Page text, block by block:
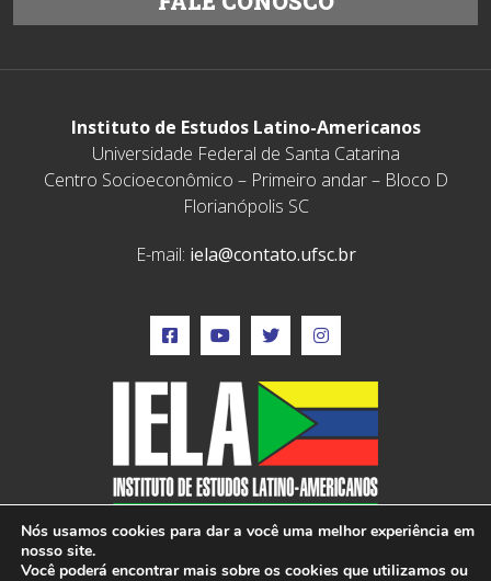
Instituto de Estudos Latino-Americanos
Universidade Federal de Santa Catarina
Centro Socioeconômico – Primeiro andar – Bloco D
Florianópolis SC
E-mail: iela@contato.ufsc.br
Nós usamos cookies para dar a você uma melhor experiência em
nosso site.
Você poderá encontrar mais sobre os cookies que utilizamos ou